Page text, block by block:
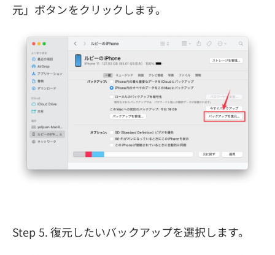
元」ボタンをクリックします。
Step 5. 復元したいバックアップを選択します。